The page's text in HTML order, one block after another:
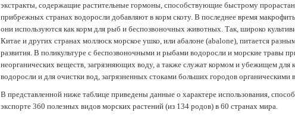
экстракты, содержащие растительные гормоны, способствующие быстрому
прибрежных странах водоросли добавляют в корм скоту. В последнее время
они используются как корм для рыб и беспозвоночных животных. Так, широко
Китае и других странах моллюск морское ушко, или абалоне (abalone), питается
развития. В поликультуре с беспозвоночными и рыбами водоросли и морские травы
неорганических веществ, загрязняющих воду, а также служат кормом и убежищем
водоросли и для очистки вод, загрязненных стоками больших городов органическими
В представленной ниже таблице приведены данные о характере использования,
экспорте 360 полезных видов морских растений (из 134 родов) в 60 странах мира.